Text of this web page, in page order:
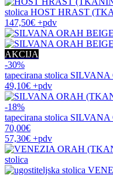
stolica HOST HRAST
147,50€ +pdv
AKCIJA
-30%
tapecirana stolica SILVANA
49,10€ +pdv
-18%
tapecirana stolica SILVANA
70,00€
57,30€ +pdv